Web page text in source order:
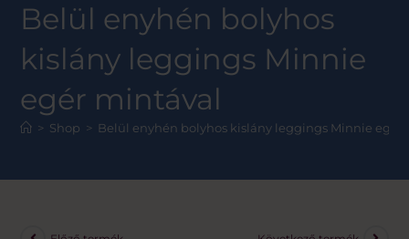
Belül enyhén bolyhos
kislány leggings Minnie
egér mintával
> Shop > Belül enyhén bolyhos kislány leggings Minnie egér